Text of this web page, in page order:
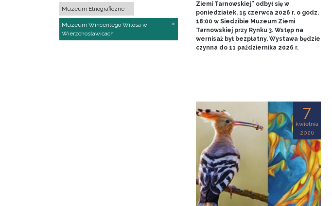
Muzeum Etnograficzne
Muzeum Wincentego Witosa w
Wierzchosławicach
Ziemi Tarnowskiej” odbył się w
poniedziałek, 15 czerwca 2026 r. o godz.
18:00 w Siedzibie Muzeum Ziemi
Tarnowskiej przy Rynku 3. Wstęp na
wernisaż był bezpłatny. Wystawa będzie
czynna do 11 października 2026 r.
7
kwietnia
2026